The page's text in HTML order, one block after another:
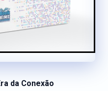
da Conexão